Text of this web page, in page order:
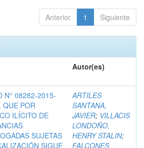
Anterior 1 Siguiente
Autor(es)
N° 08282-2015-
QUE POR
ILÍCITO DE
SUJETAS
SIGUE
ARTILES
SANTANA,
JAVIER; VILLACIS
LONDOÑO,
HENRY STALIN;
FALCONES